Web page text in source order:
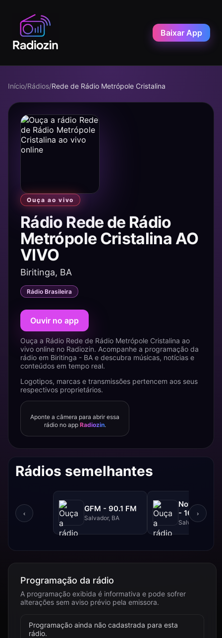
Baixar App
Início/Rádios/Rede de Rádio Metrópole Cristalina
Ouça ao vivo
Rádio Rede de Rádio
Metrópole Cristalina AO
VIVO
Biritinga, BA
Rádio Brasileira
Ouvir no app
Ouça a Rádio Rede de Rádio Metrópole Cristalina ao
vivo online no Radiozin. Acompanhe a programação da
rádio em Biritinga - BA e descubra músicas, notícias e
conteúdos em tempo real.
Logotipos, marcas e transmissões pertencem aos seus
respectivos proprietários.
Aponte a câmera para abrir essa
rádio no app Radiozin.
Rádios semelhantes
‹
GFM - 90.1 FM
Salvador, BA
NovaBrasil
- 104.7 FM
Salvador, BA
›
Programação da rádio
A programação exibida é informativa e pode sofrer
alterações sem aviso prévio pela emissora.
Programação ainda não cadastrada para esta
rádio.